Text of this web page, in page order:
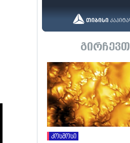
გირჩევთ
კოსმოსი